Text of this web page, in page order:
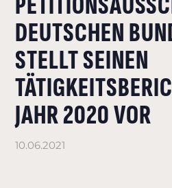
DEUTSCHEN
STELLT SEINEN
JAHR 2020 VOR
10.06.2021